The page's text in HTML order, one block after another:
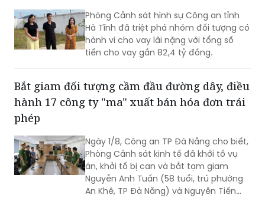
Phòng Cảnh sát hình sự Công an tỉnh
Hà Tĩnh đã triệt phá nhóm đối tượng có
hành vi cho vay lãi nặng với tổng số
tiền cho vay gần 82,4 tỷ đồng.
Bắt giam đối tượng cầm đầu đường dây, điều
hành 17 công ty "ma" xuất bán hóa đơn trái
phép
Ngày 1/8, Công an TP Đà Nẵng cho biết,
Phòng Cảnh sát kinh tế đã khởi tố vụ
án, khởi tố bị can và bắt tạm giam
Nguyễn Anh Tuấn (58 tuổi, trú phường
An Khê, TP Đà Nẵng) và Nguyễn Tiến